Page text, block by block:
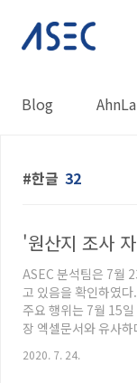
Blog
한글 32
ASEC 분석팀은 7월
고 있음을 확인하였
주요 행위는 7월 15
장 엑셀문서와 유사
문서를 악의적으로 가
2020. 7. 24.